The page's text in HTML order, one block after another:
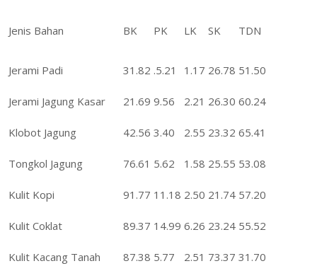
Jenis Bahan BK PK LK SK TDN
Jerami Padi
Jerami Jagung Kasar
Klobot Jagung
Tongkol Jagung
Kulit Kopi
Kulit Coklat
Kulit Kacang Tanah
31.82
21.69
42.56
76.61
91.77
89.37
87.38
.5.21
9.56
3.40
5.62
11.18
14.99
5.77
1.17
2.21
2.55
1.58
2.50
6.26
2.51
26.78
26.30
23.32
25.55
21.74
23.24
73.37
51.50
60.24
65.41
53.08
57.20
55.52
31.70